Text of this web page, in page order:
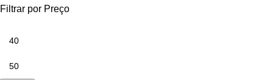
Filtrar por Preço